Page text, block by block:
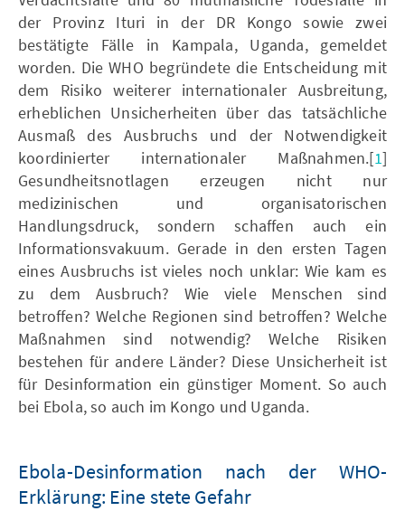
der Provinz Ituri in der DR Kongo sowie zwei
bestätigte Fälle in Kampala, Uganda, gemeldet
worden. Die WHO begründete die Entscheidung mit
dem Risiko weiterer internationaler Ausbreitung,
erheblichen Unsicherheiten über das tatsächliche
Ausmaß des Ausbruchs und der Notwendigkeit
koordinierter internationaler Maßnahmen.[1]
Gesundheitsnotlagen erzeugen nicht nur
medizinischen und organisatorischen
Handlungsdruck, sondern schaffen auch ein
Informationsvakuum. Gerade in den ersten Tagen
eines Ausbruchs ist vieles noch unklar: Wie kam es
zu dem Ausbruch? Wie viele Menschen sind
betroffen? Welche Regionen sind betroffen? Welche
Maßnahmen sind notwendig? Welche Risiken
bestehen für andere Länder? Diese Unsicherheit ist
für Desinformation ein günstiger Moment. So auch
bei Ebola, so auch im Kongo und Uganda.
Ebola-Desinformation nach der WHO-
Erklärung: Eine stete Gefahr